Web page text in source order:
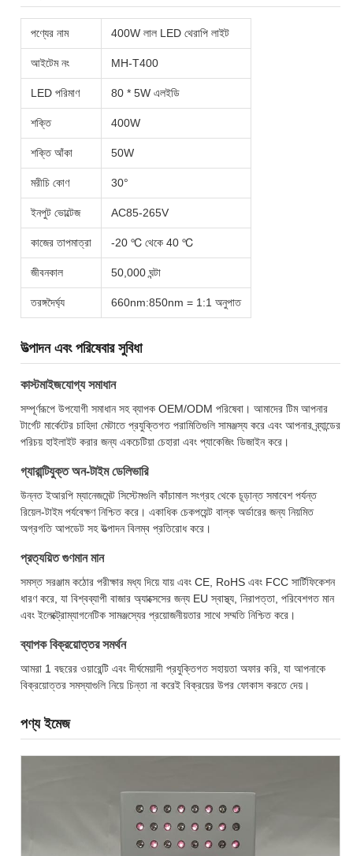
পণ্যের নাম 400W লাল LED থেরাপি লাইট
আইটেম নং MH-T400
LED পরিমাণ 80 * 5W এলইডি
শক্তি 400W
শক্তি আঁকা 50W
মরীচি কোণ 30°
ইনপুট ভোল্টেজ AC85-265V
কাজের তাপমাত্রা -20 ℃ থেকে 40 ℃
জীবনকাল 50,000 ঘন্টা
তরঙ্গদৈর্ঘ্য 660nm:850nm = 1:1 অনুপাত
উত্পাদন এবং পরিষেবার সুবিধা
কাস্টমাইজযোগ্য সমাধান
সম্পূর্ণরূপে উপযোগী সমাধান সহ ব্যাপক OEM/ODM পরিষেবা। আমাদের টিম আপনার
টার্গেট মার্কেটের চাহিদা মেটাতে প্রযুক্তিগত পরামিতিগুলি সামঞ্জস্য করে এবং আপনার ব্র্যান্ডের
পরিচয় হাইলাইট করার জন্য একচেটিয়া চেহারা এবং প্যাকেজিং ডিজাইন করে।
গ্যারান্টিযুক্ত অন-টাইম ডেলিভারি
উন্নত ইআরপি ম্যানেজমেন্ট সিস্টেমগুলি কাঁচামাল সংগ্রহ থেকে চূড়ান্ত সমাবেশ পর্যন্ত
রিয়েল-টাইম পর্যবেক্ষণ নিশ্চিত করে। একাধিক চেকপয়েন্ট বাল্ক অর্ডারের জন্য নিয়মিত
অগ্রগতি আপডেট সহ উত্পাদন বিলম্ব প্রতিরোধ করে।
প্রত্যয়িত গুণমান মান
সমস্ত সরঞ্জাম কঠোর পরীক্ষার মধ্য দিয়ে যায় এবং CE, RoHS এবং FCC সার্টিফিকেশন
ধারণ করে, যা বিশ্বব্যাপী বাজার অ্যাক্সেসের জন্য EU স্বাস্থ্য, নিরাপত্তা, পরিবেশগত মান
এবং ইলেক্ট্রোম্যাগনেটিক সামঞ্জস্যের প্রয়োজনীয়তার সাথে সম্মতি নিশ্চিত করে।
ব্যাপক বিক্রয়োত্তর সমর্থন
আমরা 1 বছরের ওয়ারেন্টি এবং দীর্ঘমেয়াদী প্রযুক্তিগত সহায়তা অফার করি, যা আপনাকে
বিক্রয়োত্তর সমস্যাগুলি নিয়ে চিন্তা না করেই বিক্রয়ের উপর ফোকাস করতে দেয়।
পণ্য ইমেজ